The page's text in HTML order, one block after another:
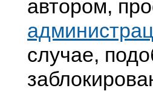
автором,
случае,